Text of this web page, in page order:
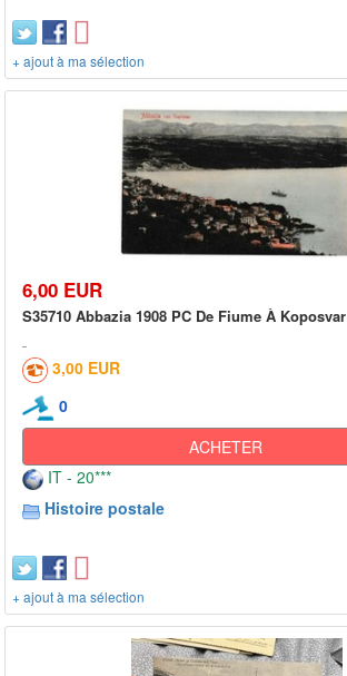
+ ajout à ma sélection
6,00 EUR
S35710 Abbazia 1908 PC De Fiume À Koposvar
3,00 EUR
0
ACHETER
IT - 20***
Histoire postale
+ ajout à ma sélection